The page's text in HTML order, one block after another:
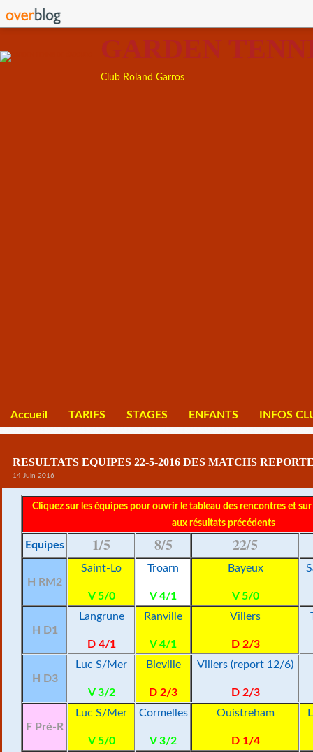
GARDEN
Club Roland Garros
Accueil TARIFS STAGES ENFANTS INFOS
RESULTATS EQUIPES 22-5-2016 DES MATCHS
14 Juin 2016
Cliquez sur les équipes pour ouvrir le tableau des rencontres et
aux résultats précédents
Equipes 1/5 8/5 22/5
H RM2
Saint-Lo
V 5/0
Troarn
V 4/1
Bayeux
V 5/0
H D1
Langrune
D 4/1
Ranville
V 4/1
Villers
D 2/3
H D3
Luc S/Mer
V 3/2
Bieville
D 2/3
Villers (report 12/6)
D 2/3
F Pré-R
Luc S/Mer
V 5/0
Cormelles
V 3/2
Ouistreham
D 1/4